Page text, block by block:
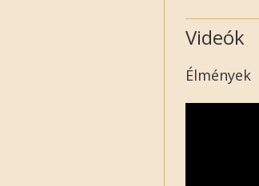
Videók
Élmények